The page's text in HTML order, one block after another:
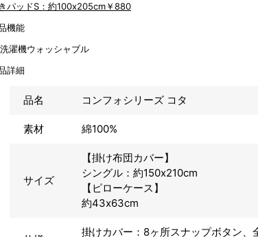
パッドS：約100x205cm￥880
機能
詳細
品名 コンフォシリーズ コタ
素材 綿100%
サイズ
【掛け布団カバー】
シングル：約150x210cm
【ピローケース】
約43x63cm
掛けカバー：8ヶ所スナップボタン